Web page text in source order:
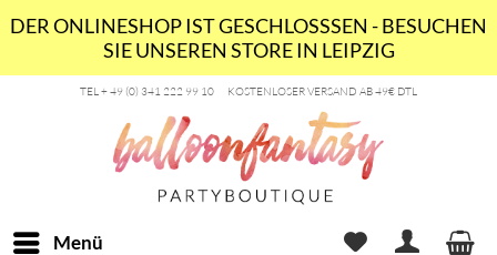
DER ONLINESHOP IST GESCHLOSSSEN - BESUCHEN
SIE UNSEREN STORE IN LEIPZIG
TEL + 49 (0) 341 222 99 10 KOSTENLOSER VERSAND AB 49€ DTL
Menü